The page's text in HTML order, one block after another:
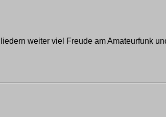
weiter viel Freude am Amateurfunk